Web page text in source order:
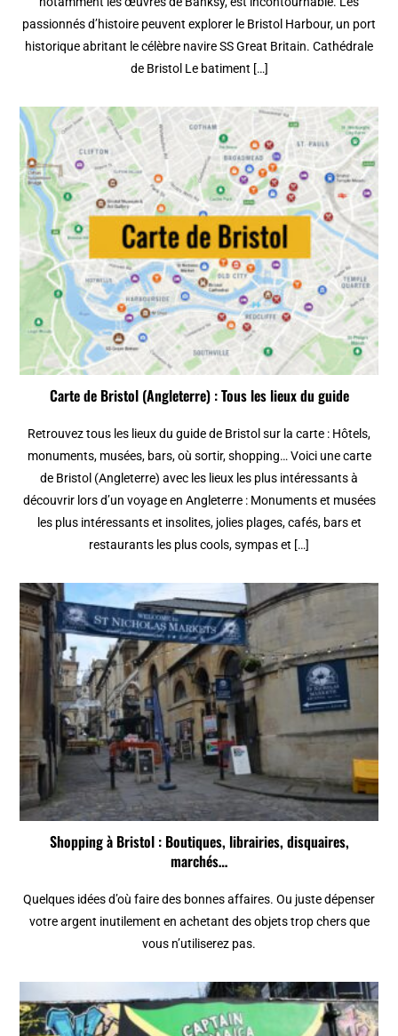
passionnés d’histoire peuvent explorer le Bristol Harbour, un port
historique abritant le célèbre navire SS Great Britain. Cathédrale
de Bristol Le batiment […]
Carte de Bristol (Angleterre) : Tous les lieux du guide
Retrouvez tous les lieux du guide de Bristol sur la carte : Hôtels,
monuments, musées, bars, où sortir, shopping… Voici une carte
de Bristol (Angleterre) avec les lieux les plus intéressants à
découvrir lors d’un voyage en Angleterre : Monuments et musées
les plus intéressants et insolites, jolies plages, cafés, bars et
restaurants les plus cools, sympas et […]
Shopping à Bristol : Boutiques, librairies, disquaires,
marchés…
Quelques idées d’où faire des bonnes affaires. Ou juste dépenser
votre argent inutilement en achetant des objets trop chers que
vous n’utiliserez pas.